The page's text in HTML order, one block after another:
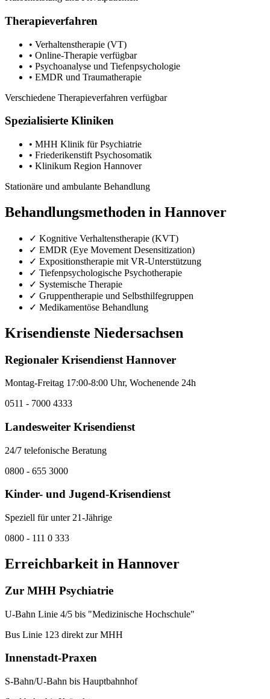
Therapieverfahren
• Verhaltenstherapie (VT)
• Online-Therapie verfügbar
• Psychoanalyse und Tiefenpsychologie
• EMDR und Traumatherapie
Verschiedene Therapieverfahren verfügbar
Spezialisierte Kliniken
• MHH Klinik für Psychiatrie
• Friederikenstift Psychosomatik
• Klinikum Region Hannover
Stationäre und ambulante Behandlung
Behandlungsmethoden in Hannover
✓ Kognitive Verhaltenstherapie (KVT)
✓ EMDR (Eye Movement Desensitization)
✓ Expositionstherapie mit VR-Unterstützung
✓ Tiefenpsychologische Psychotherapie
✓ Systemische Therapie
✓ Gruppentherapie und Selbsthilfegruppen
✓ Medikamentöse Behandlung
Krisendienste Niedersachsen
Regionaler Krisendienst Hannover
Montag-Freitag 17:00-8:00 Uhr, Wochenende 24h
0511 - 7000 4333
Landesweiter Krisendienst
24/7 telefonische Beratung
0800 - 655 3000
Kinder- und Jugend-Krisendienst
Speziell für unter 21-Jährige
0800 - 111 0 333
Erreichbarkeit in Hannover
Zur MHH Psychiatrie
U-Bahn Linie 4/5 bis "Medizinische Hochschule"
Bus Linie 123 direkt zur MHH
Innenstadt-Praxen
S-Bahn/U-Bahn bis Hauptbahnhof